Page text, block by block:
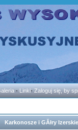
-Linki-Zaloguj się, by
Karkonosze i GĂłry Izerskie